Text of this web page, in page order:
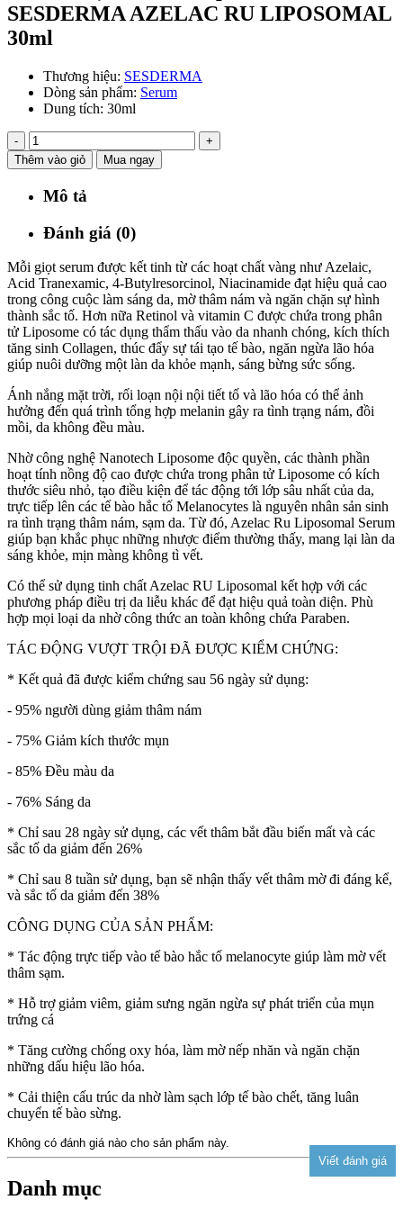
SESDERMA AZELAC RU LIPOSOMAL
30ml
Thương hiệu: SESDERMA
Dòng sản phẩm: Serum
Dung tích: 30ml
-
+
Thêm vào giỏ
Mua ngay
Mô tả
Đánh giá (0)
Mỗi giọt serum được kết tinh từ các hoạt chất vàng như Azelaic,
Acid Tranexamic, 4-Butylresorcinol, Niacinamide đạt hiệu quả cao
trong công cuộc làm sáng da, mờ thâm nám và ngăn chặn sự hình
thành sắc tố. Hơn nữa Retinol và vitamin C được chứa trong phân
tử Liposome có tác dụng thẩm thấu vào da nhanh chóng, kích thích
tăng sinh Collagen, thúc đẩy sự tái tạo tế bào, ngăn ngừa lão hóa
giúp nuôi dưỡng một làn da khỏe mạnh, sáng bừng sức sống.
Ánh nắng mặt trời, rối loạn nội nội tiết tố và lão hóa có thể ảnh
hưởng đến quá trình tổng hợp melanin gây ra tình trạng nám, đồi
mồi, da không đều màu.
Nhờ công nghệ Nanotech Liposome độc quyền, các thành phần
hoạt tính nồng độ cao được chứa trong phân tử Liposome có kích
thước siêu nhỏ, tạo điều kiện để tác động tới lớp sâu nhất của da,
trực tiếp lên các tế bào hắc tố Melanocytes là nguyên nhân sản sinh
ra tình trạng thâm nám, sạm da. Từ đó, Azelac Ru Liposomal Serum
giúp bạn khắc phục những nhược điểm thường thấy, mang lại làn da
sáng khỏe, mịn màng không tì vết.
Có thể sử dụng tinh chất Azelac RU Liposomal kết hợp với các
phương pháp điều trị da liễu khác để đạt hiệu quả toàn diện. Phù
hợp mọi loại da nhờ công thức an toàn không chứa Paraben.
TÁC ĐỘNG VƯỢT TRỘI ĐÃ ĐƯỢC KIỂM CHỨNG:
* Kết quả đã được kiểm chứng sau 56 ngày sử dụng:
- 95% người dùng giảm thâm nám
- 75% Giảm kích thước mụn
- 85% Đều màu da
- 76% Sáng da
* Chỉ sau 28 ngày sử dụng, các vết thâm bắt đầu biến mất và các
sắc tố da giảm đến 26%
* Chỉ sau 8 tuần sử dụng, bạn sẽ nhận thấy vết thâm mờ đi đáng kể,
và sắc tố da giảm đến 38%
CÔNG DỤNG CỦA SẢN PHẨM:
* Tác động trực tiếp vào tế bào hắc tố melanocyte giúp làm mờ vết
thâm sạm.
* Hỗ trợ giảm viêm, giảm sưng ngăn ngừa sự phát triển của mụn
trứng cá
* Tăng cường chống oxy hóa, làm mờ nếp nhăn và ngăn chặn
những dấu hiệu lão hóa.
* Cải thiện cấu trúc da nhờ làm sạch lớp tế bào chết, tăng luân
chuyển tế bào sừng.
Không có đánh giá nào cho sản phẩm này.
Danh mục